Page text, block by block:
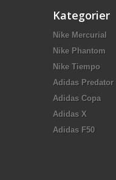
Kategorier
Nike Mercurial
Nike Phantom
Nike Tiempo
Adidas Predator
Adidas Copa
Adidas X
Adidas F50